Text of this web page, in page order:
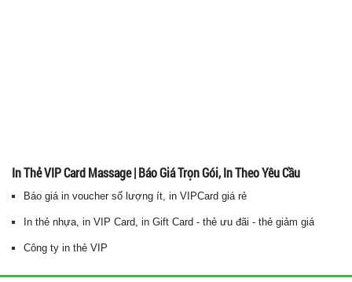
In Thẻ VIP Card Massage | Báo Giá Trọn Gói, In Theo Yêu Cầu
Báo giá in voucher số lượng ít, in VIPCard giá rẻ
In thẻ nhựa, in VIP Card, in Gift Card - thẻ ưu đãi - thẻ giảm giá
Công ty in thẻ VIP